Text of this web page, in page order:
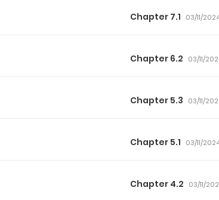
Chapter 7.1 03/11/
Chapter 6.2 03/11/
Chapter 5.3 03/11/
Chapter 5.1 03/11/
Chapter 4.2 03/11/